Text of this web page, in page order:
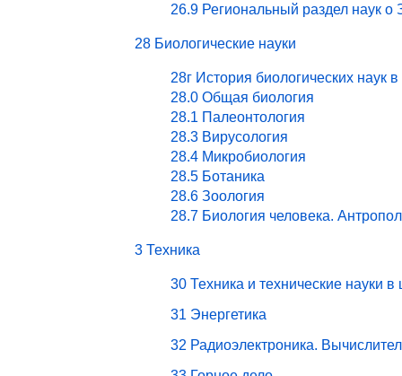
26.9 Региональный раздел наук о
28 Биологические науки
28г История биологических наук
28.0 Общая биология
28.1 Палеонтология
28.3 Вирусология
28.4 Микробиология
28.5 Ботаника
28.6 Зоология
28.7 Биология человека.
3 Техника
30 Техника и технические науки в
31 Энергетика
32 Радиоэлектроника.